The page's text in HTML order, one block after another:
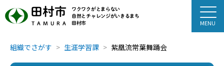
田村市
TAMURA
ワクワクがとまらない
自然とチャレンジがいきるまち
田村市
組織でさがす 生涯学習課 紫凰流常葉舞踊会